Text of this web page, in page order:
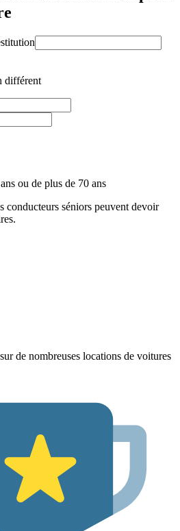
différent
ou de plus de 70 ans
conducteurs séniors peuvent devoir
de nombreuses locations de voitures